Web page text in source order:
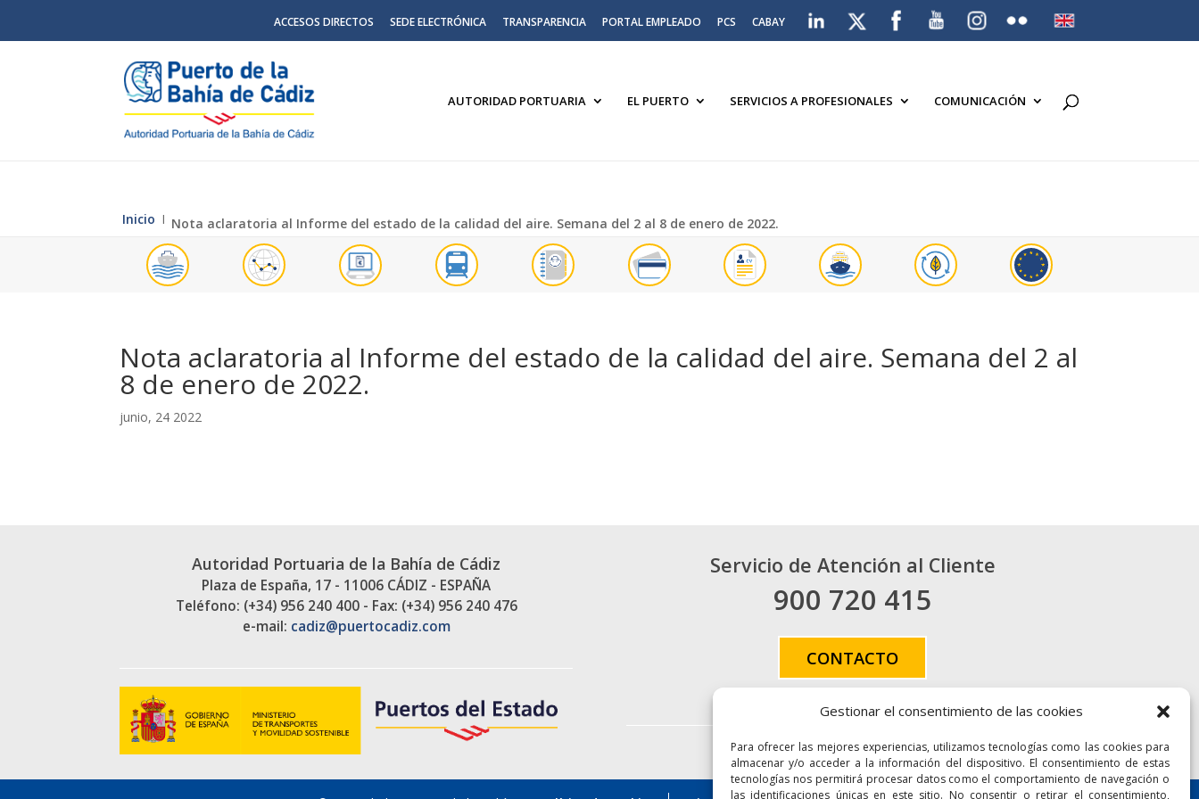
Gestionar el consentimiento de las cookies
Para ofrecer las mejores experiencias, utilizamos tecnologías como las cookies para
almacenar y/o acceder a la información del dispositivo. El consentimiento de estas
tecnologías nos permitirá procesar datos como el comportamiento de navegación o
las identificaciones únicas en este sitio. No consentir o retirar el consentimiento,
ACCESOS DIRECTOS SEDE ELECTRÓNICA TRANSPARENCIA PORTAL EMPLEADO PCS CABAY
AUTORIDAD PORTUARIA EL PUERTO SERVICIOS A PROFESIONALES COMUNICACIÓN
Inicio Ι Nota aclaratoria al Informe del estado de la calidad del aire. Semana del 2 al 8 de enero de 2022.
Nota aclaratoria al Informe del estado de la calidad del aire. Semana del 2 al
8 de enero de 2022.
junio, 24 2022
Autoridad Portuaria de la Bahía de Cádiz
Plaza de España, 17 - 11006 CÁDIZ - ESPAÑA
Teléfono: (+34) 956 240 400 - Fax: (+34) 956 240 476
e-mail: cadiz@puertocadiz.com
Servicio de Atención al Cliente
900 720 415
CONTACTO
Enlaces Accesibilidad Mapa Web